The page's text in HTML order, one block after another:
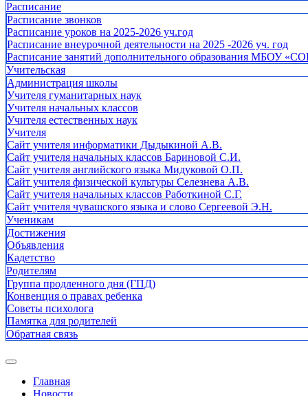
Расписание
Расписание звонков
Расписание уроков на 2025-2026 уч.год
Расписание внеурочной деятельности на 2025 -2026 уч. год
Расписание занятий дополнительного образования МБОУ
Учительская
Администрация школы
Учителя гуманитарных наук
Учителя начальных классов
Учителя естественных наук
Учителя
Cайт учителя информатики Дыдыкиной А.В.
Сайт учителя начальных классов Бариновой С.И.
Сайт учителя английского языка Мидуковой О.П.
Сайт учителя физической культуры Селезнева А.В.
Сайт учителя начальных классов Работкиной С.Г.
Сайт учителя чувашского языка и слово Сергеевой Э.Н.
Ученикам
Достижения
Объявления
Кадетство
Родителям
Группа продленного дня (ГПД)
Конвенция о правах ребенка
Советы психолога
Памятка для родителей
Обратная связь
Главная
Новости